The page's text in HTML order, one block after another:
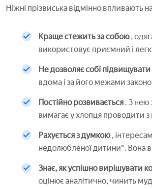
Ніжні прізвиська відмінно впливають
Краще стежить за собою,
використовує приємний і
Не дозволяє собі підвищувати
вдома і за його межами
Постійно розвивається. З нею
вимагає у хлопця проводити
Рахується з думкою,
недолюбленої дитини". Вона
Знає, як успішно вирішувати
оцінює аналітично, чинить